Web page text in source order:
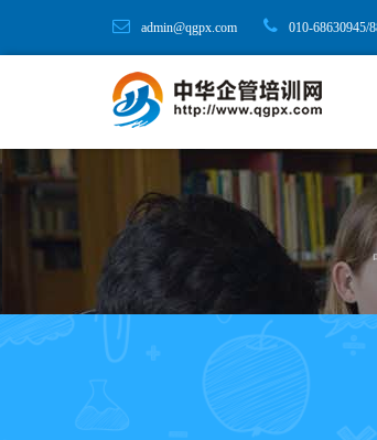
admin@qgpx.com 010-68630945/